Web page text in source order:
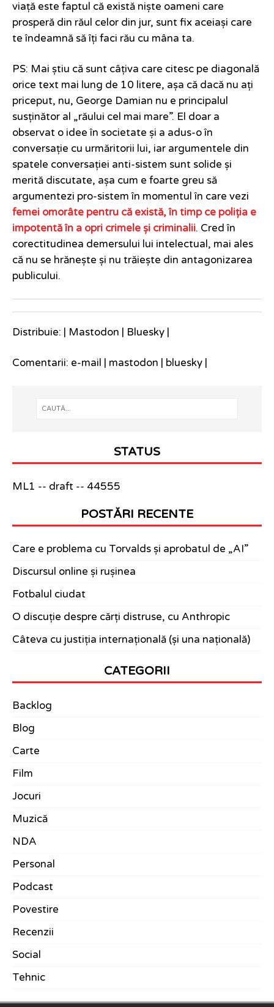
viață este faptul că există niște oameni care
prosperă din răul celor din jur, sunt fix aceiași care
te îndeamnă să îți faci rău cu mâna ta.
PS: Mai știu că sunt câțiva care citesc pe diagonală
orice text mai lung de 10 litere, așa că dacă nu ați
priceput, nu, George Damian nu e principalul
susținător al „răului cel mai mare”. El doar a
observat o idee în societate și a adus-o în
conversație cu urmăritorii lui, iar argumentele din
spatele conversației anti-sistem sunt solide și
merită discutate, așa cum e foarte greu să
argumentezi pro-sistem în momentul în care vezi
femei omorâte pentru că există, în timp ce poliția e
impotentă în a opri crimele și criminalii. Cred în
corectitudinea demersului lui intelectual, mai ales
că nu se hrănește și nu trăiește din antagonizarea
publicului.
Distribuie: | Mastodon Bluesky
Comentarii: e-mail mastodon bluesky
STATUS
ML1 -- draft -- 44555
POSTĂRI RECENTE
Care e problema cu Torvalds și aprobatul de „AI”
Discursul online și rușinea
Fotbalul ciudat
O discuție despre cărți distruse, cu Anthropic
Câteva cu justiția internațională (și una națională)
CATEGORII
Backlog
Blog
Carte
Film
Jocuri
Muzică
NDA
Personal
Podcast
Povestire
Recenzii
Social
Tehnic